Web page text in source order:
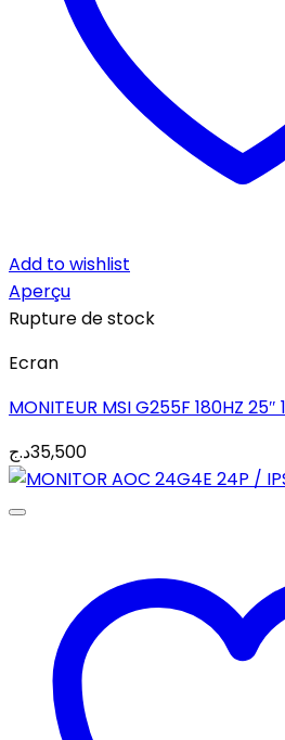
Add to wishlist
Aperçu
Rupture de stock
Ecran
MONITEUR MSI G255F 180HZ 25″
35,500د.ج